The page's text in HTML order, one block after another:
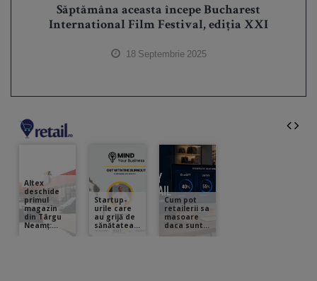
Săptămâna aceasta începe Bucharest
International Film Festival, ediția XXI
18 Septembrie 2025